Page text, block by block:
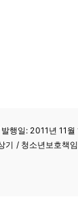
행일: 2011년 11월
기 / 청소년보호책